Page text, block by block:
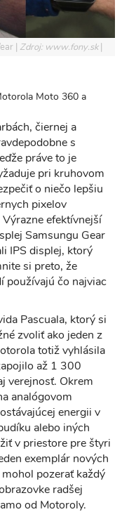
Zdroj: www.fony.sk
Moto 360 a
čiernej a
s
práve to je
pri kruhovom
o niečo lepšiu
pixelov
efektívnejší
Samsungu Gear
IPS displej, ktorý
si preto, že
používajú čo najviac
Pascuala, ktorý si
zvoliť ako jeden z
totiž vyhlásila
až 1 300
verejnosť. Okrem
analógovom
energii v
alebo iných
v priestore pre štyri
exemplár nových
pozerať každý
radšej
od Motoroly.